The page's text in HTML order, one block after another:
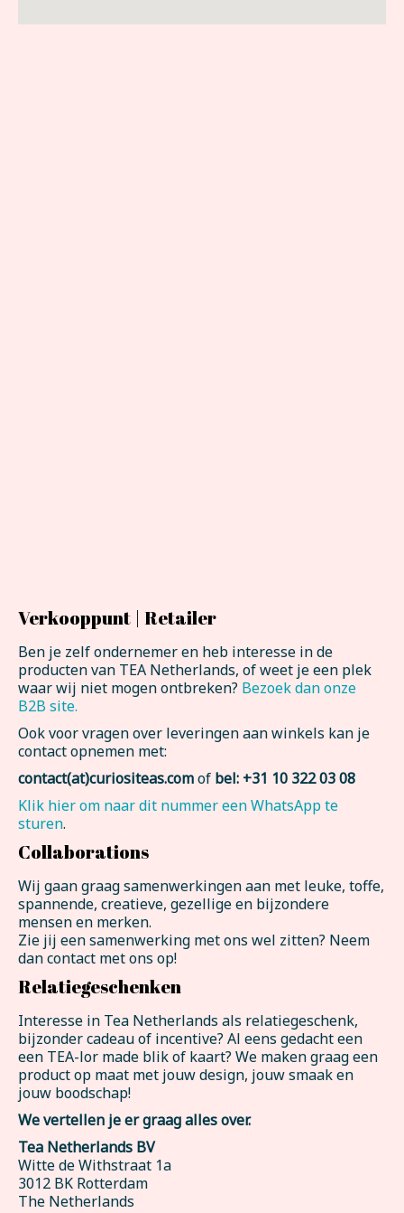
Verkooppunt | Retailer
Ben je zelf ondernemer en heb interesse in de
producten van TEA Netherlands, of weet je een plek
waar wij niet mogen ontbreken? Bezoek dan onze
B2B site.
Ook voor vragen over leveringen aan winkels kan je
contact opnemen met:
contact(at)curiositeas.comof bel: +31 10 322 03 08
Klik hier om naar dit nummer een WhatsApp te
sturen.
Collaborations
Wij gaan graag samenwerkingen aan met leuke, toffe,
spannende, creatieve, gezellige en bijzondere
mensen en merken.
Zie jij een samenwerking met ons wel zitten? Neem
dan contact met ons op!
Relatiegeschenken
Interesse in Tea Netherlands als relatiegeschenk,
bijzonder cadeau of incentive? Al eens gedacht een
een TEA-lor made blik of kaart? We maken graag een
product op maat met jouw design, jouw smaak en
jouw boodschap!
We vertellen je er graag alles over.
Tea Netherlands BV
Witte de Withstraat 1a
3012 BK Rotterdam
The Netherlands